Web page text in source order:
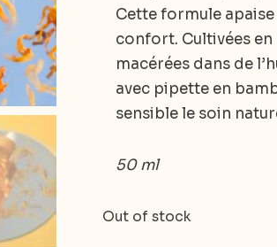
Cette formule
confort. Cultivées
macérées dans de
avec pipette en
sensible le soin
50 ml
Out of stock